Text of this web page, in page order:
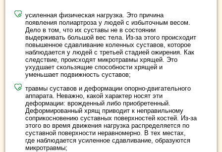
усиленная физическая нагрузка. Это причина
появления полиартроза у людей с избыточным весом.
Дело в том, что их суставы не в состоянии
выдерживать большой вес тела. Из-за этого происходит
повышенное сдавливание коленных суставов, которое
наблюдается у людей с третьей стадией ожирения. Как
следствие, происходят микротравмы хрящей. Это
ухудшает скользящие способности хрящей и
уменьшает подвижность суставов;
травмы суставов и деформации опорно-двигательного
аппарата. Неважно, какой характер носят эти
деформации: врожденный либо приобретенный.
Деформированный хрящ приводит к неправильному
соприкосновению суставных поверхностей костей. Из-за
этого во время движения нагрузка распределяется по
суставной поверхности неравномерно. В тех местах,
где наблюдается усиленное сдавливание, образуются
микротравмы;